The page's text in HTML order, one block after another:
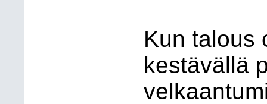
Kun talous
kestävällä